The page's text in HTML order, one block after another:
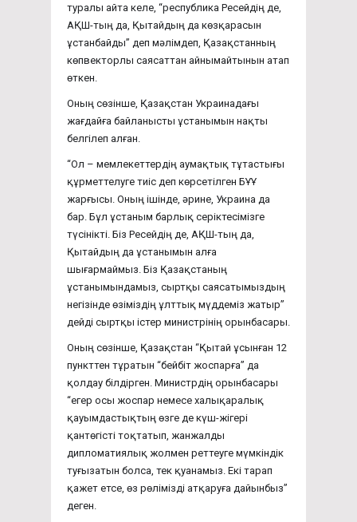
туралы айта келе, “республика Ресейдің де,
АҚШ-тың да, Қытайдың да көзқарасын
ұстанбайды” деп мәлімдеп, Қазақстанның
көпвекторлы саясаттан айнымайтынын атап
өткен.
Оның сөзінше, Қазақстан Украинадағы
жағдайға байланысты ұстанымын нақты
белгілеп алған.
“Ол – мемлекеттердің аумақтық тұтастығы
құрметтелуге тиіс деп көрсетілген БҰҰ
жарғысы. Оның ішінде, әрине, Украина да
бар. Бұл ұстаным барлық серіктесімізге
түсінікті. Біз Ресейдің де, АҚШ-тың да,
Қытайдың да ұстанымын алға
шығармаймыз. Біз Қазақстаның
ұстанымындамыз, сыртқы саясатымыздың
негізінде өзіміздің ұлттық мүддеміз жатыр”
дейді сыртқы істер министрінің орынбасары.
Оның сөзінше, Қазақстан “Қытай ұсынған 12
пункттен тұратын “бейбіт жоспарға” да
қолдау білдірген. Министрдің орынбасары
“егер осы жоспар немесе халықаралық
қауымдастықтың өзге де күш-жігері
қантөгісті тоқтатып, жанжалды
дипломатиялық жолмен реттеуге мүмкіндік
туғызатын болса, тек қуанамыз. Екі тарап
қажет етсе, өз рөлімізді атқаруға дайынбыз”
деген.